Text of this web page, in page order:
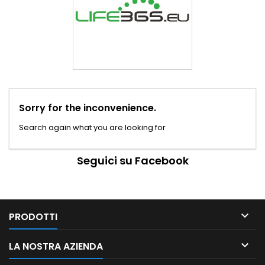
Sorry for the inconvenience.
Search again what you are looking for
Seguici su Facebook
PRODOTTI 
LA NOSTRA AZIENDA 